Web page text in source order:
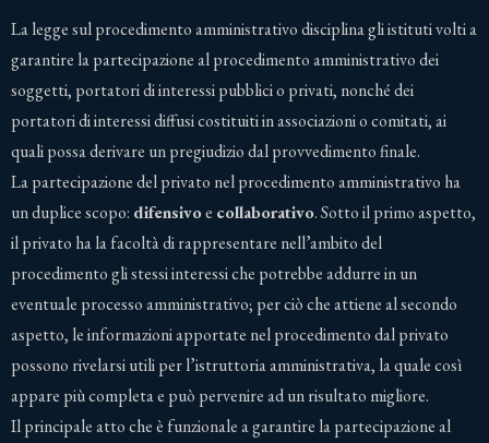
La legge sul procedimento amministrativo disciplina gli istituti volti a
garantire la partecipazione al procedimento amministrativo dei
soggetti, portatori di interessi pubblici o privati, nonché dei
portatori di interessi diffusi costituiti in associazioni o comitati, ai
quali possa derivare un pregiudizio dal provvedimento finale.
La partecipazione del privato nel procedimento amministrativo ha
un duplice scopo: difensivoe collaborativo. Sotto il primo aspetto,
il privato ha la facoltà di rappresentare nell’ambito del
procedimento gli stessi interessi che potrebbe addurre in un
eventuale processo amministrativo; per ciò che attiene al secondo
aspetto, le informazioni apportate nel procedimento dal privato
possono rivelarsi utili per l’istruttoria amministrativa, la quale così
appare più completa e può pervenire ad un risultato migliore.
Il principale atto che è funzionale a garantire la partecipazione al